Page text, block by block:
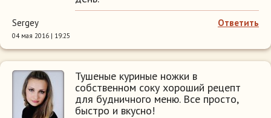
Ответить
Sergey
04 мая 2016 | 19:25
Тушеные куриные ножки в
собственном соку хороший рецепт
для будничного меню. Все просто,
быстро и вкусно!